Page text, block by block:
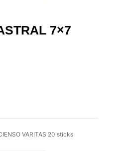
7×7
VARITAS 20 sticks